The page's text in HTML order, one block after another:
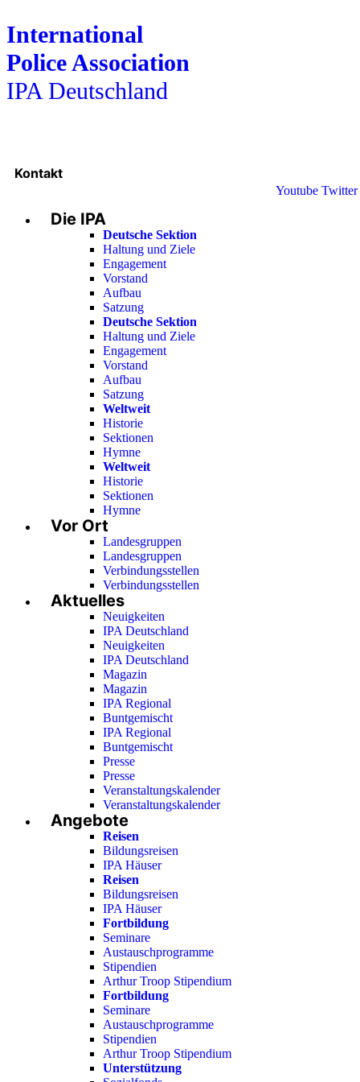
International
Police Association
IPA Deutschland
Kontakt
Youtube Twitter
Die IPA
Deutsche Sektion
Haltung und Ziele
Engagement
Vorstand
Aufbau
Satzung
Deutsche Sektion
Haltung und Ziele
Engagement
Vorstand
Aufbau
Satzung
Weltweit
Historie
Sektionen
Hymne
Weltweit
Historie
Sektionen
Hymne
Vor Ort
Landesgruppen
Landesgruppen
Verbindungsstellen
Verbindungsstellen
Aktuelles
Neuigkeiten
IPA Deutschland
Neuigkeiten
IPA Deutschland
Magazin
Magazin
IPA Regional
Buntgemischt
IPA Regional
Buntgemischt
Presse
Presse
Veranstaltungskalender
Veranstaltungskalender
Angebote
Reisen
Bildungsreisen
IPA Häuser
Reisen
Bildungsreisen
IPA Häuser
Fortbildung
Seminare
Austauschprogramme
Stipendien
Arthur Troop Stipendium
Fortbildung
Seminare
Austauschprogramme
Stipendien
Arthur Troop Stipendium
Unterstützung